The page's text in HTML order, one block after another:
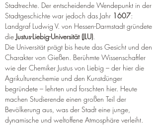
Stadtrechte. Der entscheidende Wendepunkt in der
Stadtgeschichte war jedoch das Jahr 1607:
Landgraf Ludwig V. von Hessen-Darmstadt gründete
die Justus-Liebig-Universität (JLU).
Die Universität prägt bis heute das Gesicht und den
Charakter von Gießen. Berühmte Wissenschaftler
wie der Chemiker Justus von Liebig – der hier die
Agrikulturenchemie und den Kunstdünger
begründete – lehrten und forschten hier. Heute
machen Studierende einen großen Teil der
Bevölkerung aus, was der Stadt eine junge,
dynamische und weltoffene Atmosphäre verleiht.